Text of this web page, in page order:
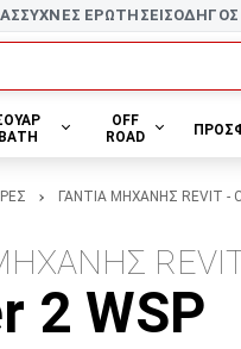
ΣΥΧΝΕΣ ΕΡΩΤΗΣΕΙΣ
OFF
ROAD
ΓΑΝΤΙΑ ΜΗΧΑΝΗΣ REVIT -
2 WSP